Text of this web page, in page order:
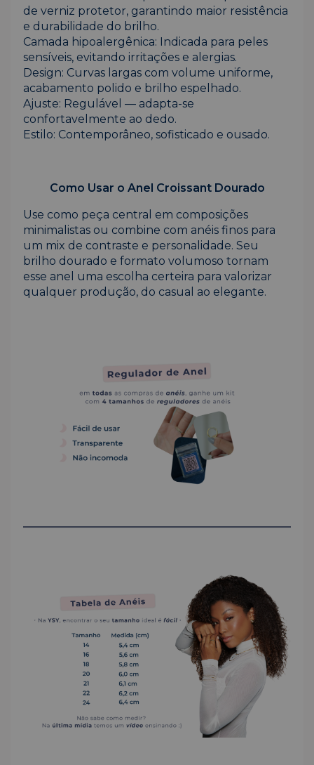
de verniz protetor, garantindo maior resistência
e durabilidade do brilho.
Camada hipoalergênica: Indicada para peles
sensíveis, evitando irritações e alergias.
Design: Curvas largas com volume uniforme,
acabamento polido e brilho espelhado.
Ajuste: Regulável — adapta-se
confortavelmente ao dedo.
Estilo: Contemporâneo, sofisticado e ousado.
Como Usar o Anel Croissant Dourado
Use como peça central em composições
minimalistas ou combine com anéis finos para
um mix de contraste e personalidade. Seu
brilho dourado e formato volumoso tornam
esse anel uma escolha certeira para valorizar
qualquer produção, do casual ao elegante.